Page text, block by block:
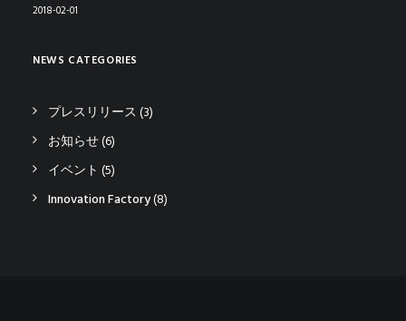
2018-02-01
NEWS CATEGORIES
プレスリリース (3)
お知らせ(6)
イベント (5)
Innovation Factory(8)